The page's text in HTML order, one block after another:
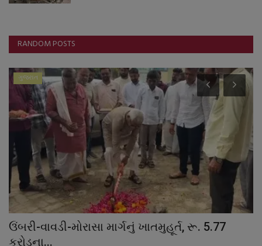
RANDOM POSTS
રૂ. 5.77
બજારના સમાચાર
GST ના દરમાં ઘટાડો થવાની